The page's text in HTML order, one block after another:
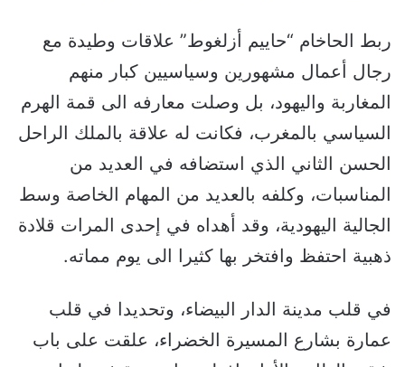
ربط الحاخام “حاييم أزلغوط” علاقات وطيدة مع
رجال أعمال مشهورين وسياسيين كبار منهم
المغاربة واليهود، بل وصلت معارفه الى قمة الهرم
السياسي بالمغرب، فكانت له علاقة بالملك الراحل
الحسن الثاني الذي استضافه في العديد من
المناسبات، وكلفه بالعديد من المهام الخاصة وسط
الجالية اليهودية، وقد أهداه في إحدى المرات قلادة
ذهبية احتفظ وافتخر بها كثيرا الى يوم مماته.
في قلب مدينة الدار البيضاء، وتحديدا في قلب
عمارة بشارع المسيرة الخضراء، علقت على باب